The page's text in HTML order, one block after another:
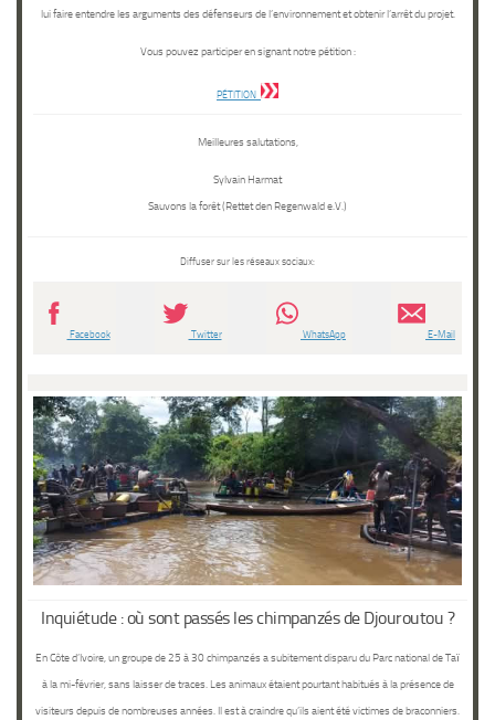
lui faire entendre les arguments des défenseurs de l’environnement etobtenir l’arrêt du projet.
Vous pouvez participer en signant notre pétition :
PÉTITION
Meilleures salutations,
Sylvain Harmat
Sauvons la forêt (Rettet den Regenwald e.V.)
Diffuser sur les réseaux sociaux:
Facebook Twitter WhatsApp E-Mail
Inquiétude : où sont passés les chimpanzés de Djouroutou ?
En Côte d’Ivoire, un groupe de 25 à 30 chimpanzés a subitement disparu du Parc national de Taї
à la mi-février, sans laisser de traces. Les animaux étaient pourtant habitués à la présence de
visiteurs depuis de nombreuses années. Il est à craindre qu’ils aient été victimes de braconniers.